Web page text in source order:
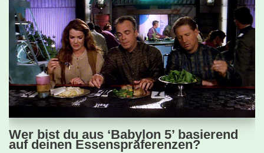
Wer bist du aus ‘Babylon 5’ basierend
auf deinen Essenspräferenzen?